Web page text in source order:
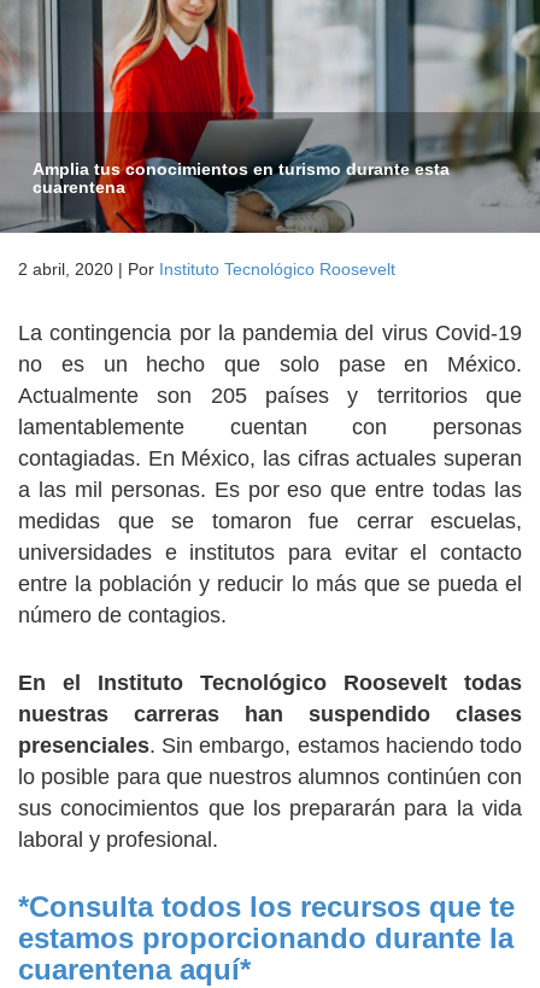
Amplia tus conocimientos en turismo durante esta
cuarentena
2 abril, 2020 | Por Instituto Tecnológico Roosevelt
La contingencia por la pandemia del virus Covid-19
no es un hecho que solo pase en México.
Actualmente son 205 países y territorios que
lamentablemente cuentan con personas
contagiadas. En México, las cifras actuales superan
a las mil personas. Es por eso que entre todas las
medidas que se tomaron fue cerrar escuelas,
universidades e institutos para evitar el contacto
entre la población y reducir lo más que se pueda el
número de contagios.
En el Instituto Tecnológico Roosevelt todas
nuestras carreras han suspendido clases
presenciales. Sin embargo, estamos haciendo todo
lo posible para que nuestros alumnos continúen con
sus conocimientos que los prepararán para la vida
laboral y profesional.
*Consulta todos los recursos que te
estamos proporcionando durante la
cuarentena aquí*